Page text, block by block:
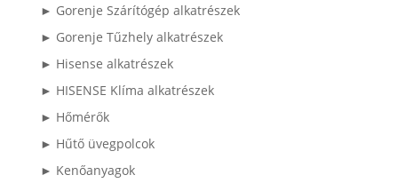
► Gorenje Szárítógép alkatrészek
► Gorenje Tűzhely alkatrészek
► Hisense alkatrészek
► HISENSE Klíma alkatrészek
► Hőmérők
► Hűtő üvegpolcok
► Kenőanyagok